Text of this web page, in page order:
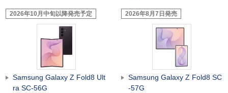
2026年10月中旬以降発売予定 2026年8月7日発売
Samsung Galaxy Z Fold8 Ult
ra SC-56G
Samsung Galaxy Z Fold8 SC
-57G